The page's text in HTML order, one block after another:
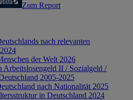
Zum Report
nach relevanten
der Welt 2026
Arbeitslosengeld II / Sozialgeld /
2005-2025
nach Nationalität 2025
in Deutschland 2024